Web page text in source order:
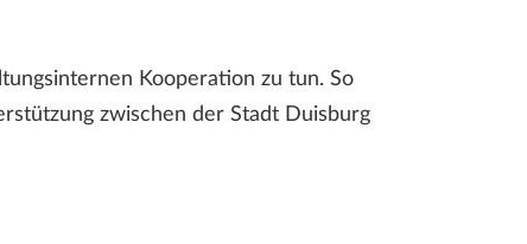
Kooperation zu tun. So
zwischen der Stadt Duisburg